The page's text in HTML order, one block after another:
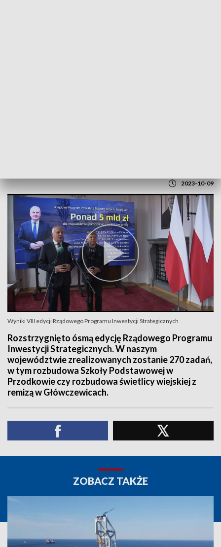
2023-10-09
Wyniki VIII edycji Rządowego Programu Inwestycji Strategicznych
Rozstrzygnięto ósmą edycję Rządowego Programu
Inwestycji Strategicznych. W naszym
województwie zrealizowanych zostanie 270 zadań,
w tym rozbudowa Szkoły Podstawowej w
Przodkowie czy rozbudowa świetlicy wiejskiej z
remizą w Główczewicach.
ZOBACZ TAKŻE